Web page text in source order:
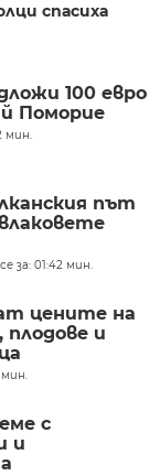
спасиха
100 евро
Поморие
мин.
път
за: 01:42 мин.
цените на
плодове и
мин.
с
и